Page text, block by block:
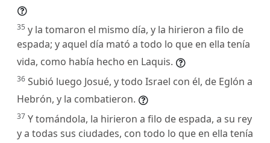
35 y la tomaron el mismo día, y la hirieron a filo de
espada; y aquel día mató a todo lo que en ella tenía
vida, como había hecho en Laquis.
36 Subió luego Josué, y todo Israel con él, de Eglón a
Hebrón, y la combatieron.
37 Y tomándola, la hirieron a filo de espada, a su rey
y a todas sus ciudades, con todo lo que en ella tenía